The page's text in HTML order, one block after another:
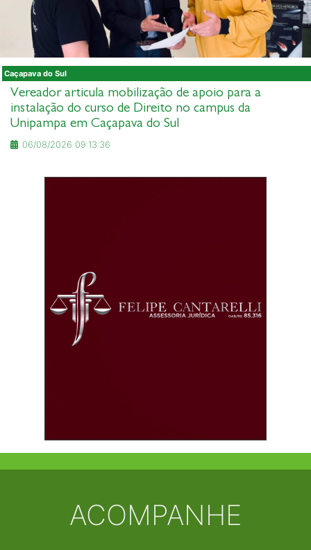
Caçapava do Sul
Vereador articula mobilização de apoio para a
instalação do curso de Direito no campus da
Unipampa em Caçapava do Sul
06/08/2026 09:13:36
ACOMPANHE